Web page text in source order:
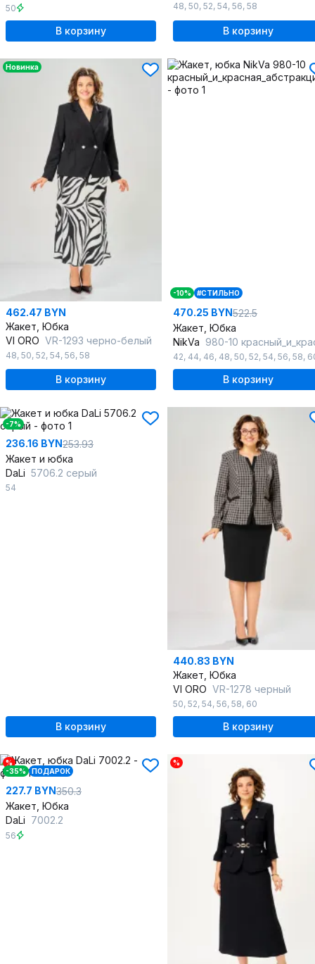
50
В корзину
48, 50, 52, 54, 56, 58
В корзину
Новинка
462.47 BYN
Жакет, Юбка
VI ORO VR-1293 черно-белый
48, 50, 52, 54, 56, 58
В корзину
-10% #СТИЛЬНО
470.25 BYN522.5
Жакет, Юбка
NikVa 980-10
42, 44, 46, 48, 50, 52, 54, 56, 58,
В корзину
-7%
236.16 BYN253.93
Жакет и юбка
DaLi 5706.2 серый
54
В корзину
440.83 BYN
Жакет, Юбка
VI ORO VR-1278 черный
50, 52, 54, 56, 58, 60
В корзину
%
-35%
ПОДАРОК
227.7 BYN350.3
Жакет, Юбка
DaLi 7002.2
56
%